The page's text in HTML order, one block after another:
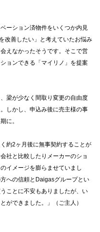
ーション済物件をいくつか内見
改善したい」と考えていたお悩み
えなかったそうです。そこで営
ョンできる「マイリノ」を提案
梁が少なく間取り変更の自由度
しかし、申込み後に売主様の事
に。
約2ヶ月後に無事契約することが
社と比較したりメーカーのショ
イメージを膨らませていまし
への信頼とDaigasグループとい
ことに不安もありましたが、い
ができました。」（ご主人）